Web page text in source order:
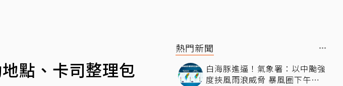
點、卡司整理包
熱門新聞
白海豚進逼！氣象署：以中颱強
度挾風雨浪威脅 暴風圈下午影